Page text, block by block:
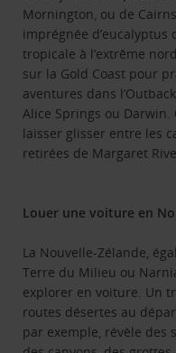
Mornington, ou de
imprégnée
tropicale à l’extrême
sur la Gold Coast pour
aventures dans
Alice Springs ou
laisser glisser entre les
retirées de Margaret
Louer une voiture en
La Nouvelle-Zélande,
Terre du Milieu ou
explorer en voiture. Un
routes désertes au
par exemple, révèle des